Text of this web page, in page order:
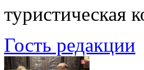
туристическая
Гость редакции